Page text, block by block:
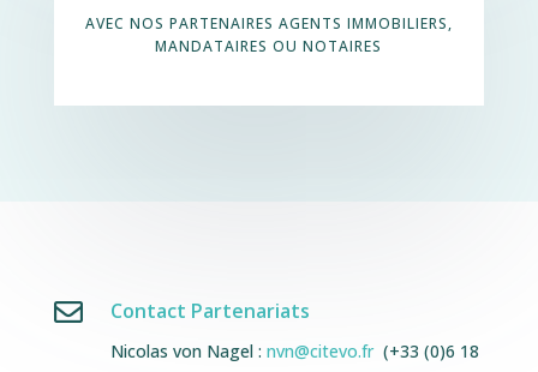
AVEC NOS PARTENAIRES AGENTS IMMOBILIERS,
MANDATAIRES OU NOTAIRES
 Contact Partenariats
Nicolas von Nagel : nvn@citevo.fr(+33 (0)6 18